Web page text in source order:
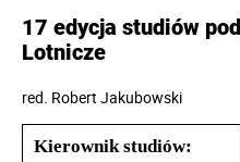
17 edycja studiów
Lotnicze
red. Robert Jakubowski
Kierownik studiów: